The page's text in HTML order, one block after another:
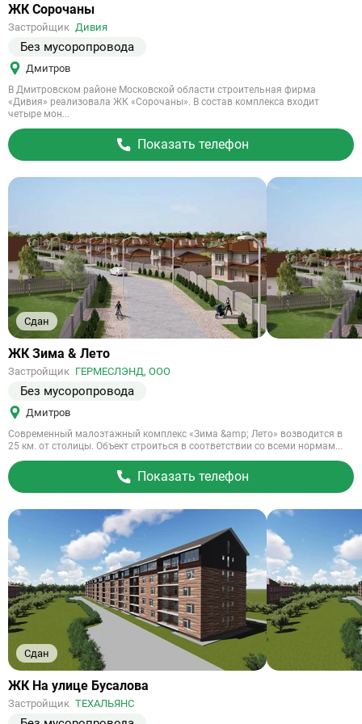
Ссылка
объект
ЖК Сорочаны
Застройщик Дивия
Без мусоропровода
Дмитров
В Дмитровском районе Московской области строительная фирма
«Дивия» реализовала ЖК «Сорочаны». В состав комплекса входит
четыре мон...
Показать телефон
Сдан
Ссылка
объект
ЖК Зима & Лето
Застройщик ГЕРМЕСЛЭНД, ООО
Без мусоропровода
Дмитров
Современный малоэтажный комплекс «Зима &amp; Лето» возводится в
25 км. от столицы. Объект строиться в соответствии со всеми нормам...
Показать телефон
Сдан
Ссылка
объект
ЖК На улице Бусалова
Застройщик ТЕХАЛЬЯНС